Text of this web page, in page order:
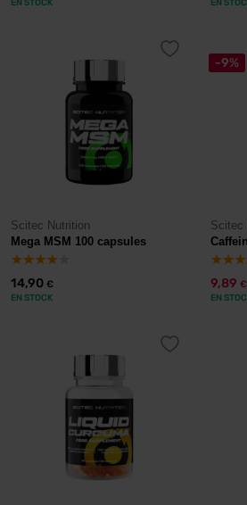
EN STOCK EN
Scitec Nutrition
Mega MSM 100 capsules
14,90 €
EN STOCK
-9%
Scitec
9,89 €
EN